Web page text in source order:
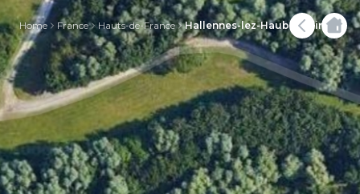
Home France Hauts-de-France Hallennes-lez-Haubourdin